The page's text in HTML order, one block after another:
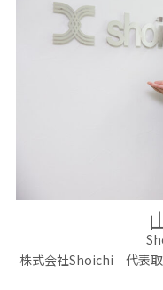
株式会社Shoichi 代表取